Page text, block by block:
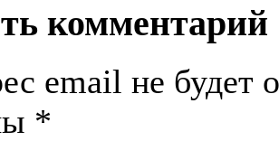
комментарий
email не будет
*